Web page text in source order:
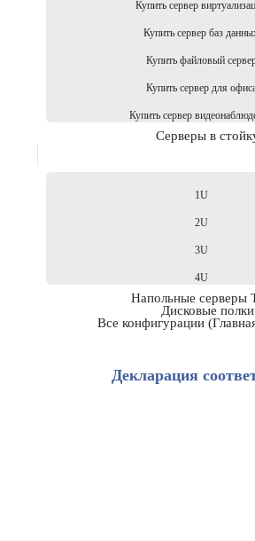
Купить сервер
Купить сервер баз
Купить файловый
Купить сервер для
Купить сервер
Серверы в
1U
2U
3U
4U
Напольные серверы
Дисковые полки
Все конфигурации
Декларация